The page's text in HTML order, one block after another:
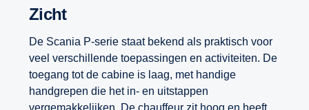
Zicht
De Scania P-serie staat bekend als praktisch voor
veel verschillende toepassingen en activiteiten. De
toegang tot de cabine is laag, met handige
handgrepen die het in- en uitstappen
vergemakkelijken. De chauffeur zit hoog en heeft